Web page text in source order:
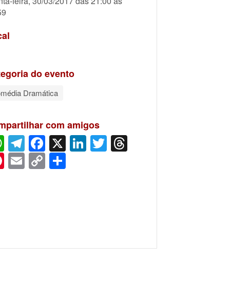
do evento
Dramática
com amigos
WhatsApp
Telegram
Facebook
X LinkedIn
Twitter
Pinterest
Email
Copy
Link